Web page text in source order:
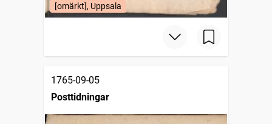
[omärkt], Uppsala
1765-09-05
Posttidningar